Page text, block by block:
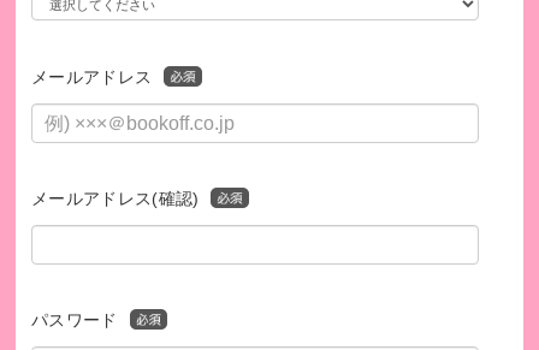
メールアドレス
メールアドレス(確認)
パスワード